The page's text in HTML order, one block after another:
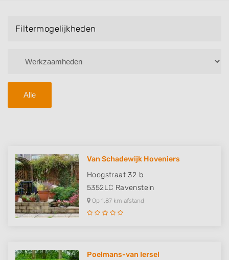
Filtermogelijkheden
Alle
Van Schadewijk Hoveniers
Hoogstraat 32 b
5352LC Ravenstein
Op 1,87 km afstand
Poelmans-van Iersel